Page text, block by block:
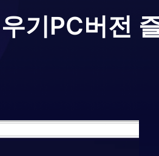
기PC버전